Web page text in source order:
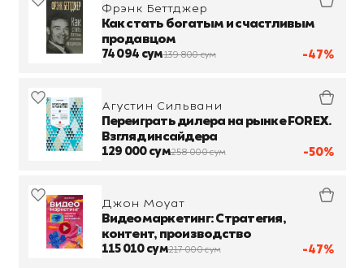
-47%
Фрэнк Беттджер
Как стать богатым и счастливым
продавцом
74 094 сум139 800 сум
-50%
Агустин Сильвани
Переиграть дилера на рынке FOREX.
Взгляд инсайдера
129 000 сум258 000 сум
-47%
Джон Моуат
Видеомаркетинг: Стратегия,
контент, производство
115 010 сум217 000 сум